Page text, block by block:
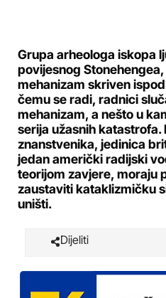
Grupa arheologa iskopa
povijesnog
mehanizam skriven
čemu se radi, radnici
mehanizam, a nešto u
serija užasnih
znanstvenika, jedinica
jedan američki radijski
teorijom zavjere, moraju
zaustaviti kataklizmičku
uništi.
Dijeliti